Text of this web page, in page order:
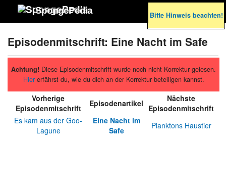
SpongePedia
Episodenmitschrift: Eine Nacht im Safe
Achtung! Diese Episodenmitschrift wurde noch nicht Korrektur gelesen.
Hiererfährst du, wie du dich an der Korrektur beteiligen kannst.
Vorherige
Episodenmitschrift
Episodenartikel
Nächste
Episodenmitschrift
Es kam aus der Goo-
Lagune
Eine Nacht im
Safe
Planktons Haustier
Bitte Hinweis beachten!